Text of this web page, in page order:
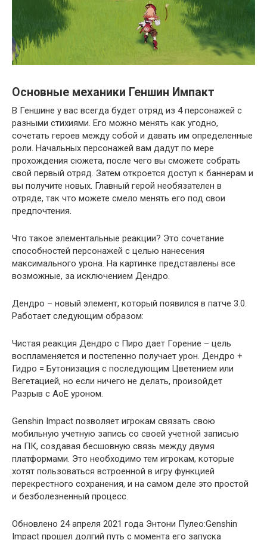
Основные механики Геншин Импакт
В Геншине у вас всегда будет отряд из 4 персонажей с
разными стихиями. Его можно менять как угодно,
сочетать героев между собой и давать им определенные
роли. Начальных персонажей вам дадут по мере
прохождения сюжета, после чего вы сможете собрать
свой первый отряд. Затем откроется доступ к баннерам и
вы получите новых. Главный герой необязателен в
отряде, так что можете смело менять его под свои
предпочтения.
Что такое элементальные реакции? Это сочетание
способностей персонажей с целью нанесения
максимального урона. На картинке представлены все
возможные, за исключением Дендро.
Дендро – новый элемент, который появился в патче 3.0.
Работает следующим образом:
Чистая реакция Дендро с Пиро дает Горение – цель
воспламеняется и постепенно получает урон. Дендро +
Гидро = Бутонизация с последующим Цветением или
Вегетацией, но если ничего не делать, произойдет
Разрыв с АоЕ уроном.
Genshin Impact позволяет игрокам связать свою
мобильную учетную запись со своей учетной записью
на ПК, создавая бесшовную связь между двумя
платформами. Это необходимо тем игрокам, которые
хотят пользоваться встроенной в игру функцией
перекрестного сохранения, и на самом деле это простой
и безболезненный процесс.
Обновлено 24 апреля 2021 года Энтони Пулео:Genshin
Impact прошел долгий путь с момента его запуска